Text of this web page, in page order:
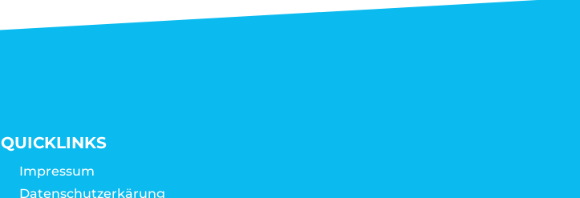
QUICKLINKS
Impressum
Datenschutzerkärung